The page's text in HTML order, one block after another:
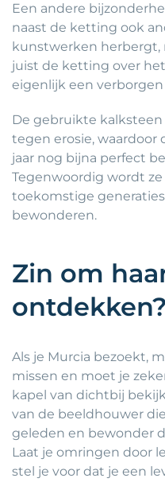
Een andere
naast de ketting ook
kunstwerken herbergt,
juist de ketting over
eigenlijk een verborgen
De gebruikte
tegen erosie,
jaar nog bijna perfect
Tegenwoordig wordt
toekomstige
bewonderen.
Zin om
ontdekken?
Als je Murcia bezoekt,
missen en moet je
kapel van dichtbij
van de beeldhouwer
geleden en bewonder
Laat je omringen door
stel je voor dat je een